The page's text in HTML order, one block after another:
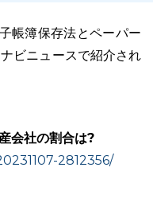
プラン紹介･制作の流れ
帳簿保存法とペーパー
ビニュースで紹介され
会社の割合は?
2812356/